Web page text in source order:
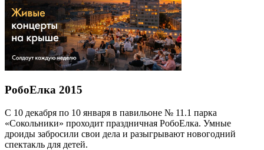
РобоЕлка 2015
С 10 декабря по 10 января в павильоне № 11.1 парка
«Сокольники» проходит праздничная РобоЕлка. Умные
дроиды забросили свои дела и разыгрывают новогодний
спектакль для детей.